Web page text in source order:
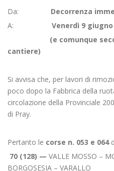
Da: Decorrenza
A: Venerdì 9 giugno
(e comunque
cantiere)
Si avvisa che, per lavori di
poco dopo la Fabbrica della
circolazione della Provinciale
di Pray.
Pertanto le corse n. 053 e 064
70 (128) — VALLE MOSSO –
BORGOSESIA – VARALLO